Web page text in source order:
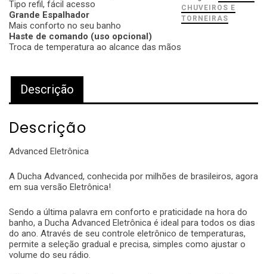
Tipo refil, fácil acesso
Grande Espalhador
Mais conforto no seu banho
Haste de comando (uso opcional)
Troca de temperatura ao alcance das mãos
CHUVEIROS E
TORNEIRAS
Descrição
Descrição
Advanced Eletrônica
A Ducha Advanced, conhecida por milhões de brasileiros, agora
em sua versão Eletrônica!
Sendo a última palavra em conforto e praticidade na hora do
banho, a Ducha Advanced Eletrônica é ideal para todos os dias
do ano. Através de seu controle eletrônico de temperaturas,
permite a seleção gradual e precisa, simples como ajustar o
volume do seu rádio.